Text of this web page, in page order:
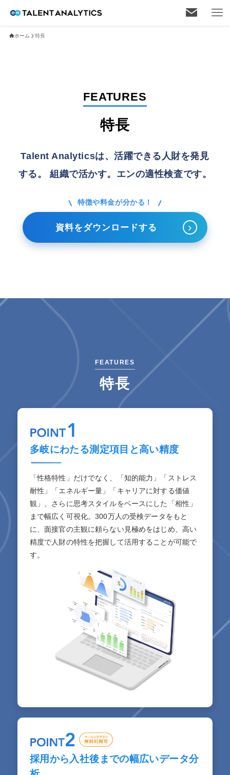
ホーム 特長
FEATURES
特長
Talent Analyticsは、活躍できる人財を発見
する。
組織で活かす。エンの適性検査です。
特徴や料金が分かる！
資料をダウンロードする ›
FEATURES
特長
多岐にわたる測定項目と高い精度
「性格特性」だけでなく、「知的能力」「ストレス
耐性」「エネルギー量」「キャリアに対する価値
観」、さらに思考スタイルをベースにした「相性」
まで幅広く可視化。300万人の受検データをもと
に、面接官の主観に頼らない見極めをはじめ、高い
精度で人財の特性を把握して活用することが可能で
す。
採用から入社後までの幅広いデータ分